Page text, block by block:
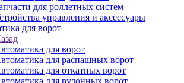
для роллетных систем
управления и аксессуары
для ворот
для ворот
для распашных ворот
для откатных ворот
для рулонных ворот